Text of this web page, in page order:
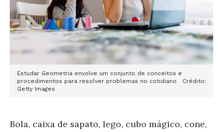
Estudar Geometria envolve um conjunto de conceitos e
procedimentos para resolver problemas no cotidiano Crédito:
Getty Images
Bola, caixa de sapato, lego, cubo mágico, cone,